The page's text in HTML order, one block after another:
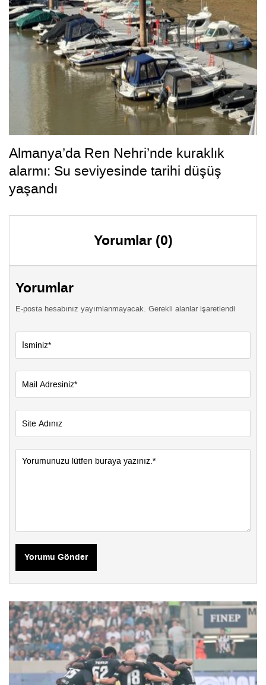
Almanya’da Ren Nehri’nde kuraklık
alarmı: Su seviyesinde tarihi düşüş
yaşandı
Yorumlar (0)
Yorumlar
E-posta hesabınız yayımlanmayacak. Gerekli alanlar işaretlendi
Yorumu Gönder